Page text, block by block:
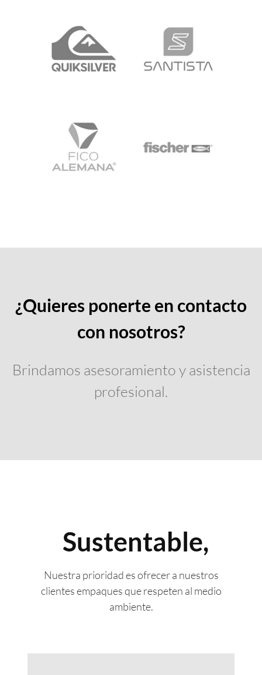
¿Quieres ponerte en contacto
con nosotros?
Brindamos asesoramiento y asistencia
profesional.
Sustentable,
Nuestra prioridad es ofrecer a nuestros
clientes empaques que respeten al medio
ambiente.